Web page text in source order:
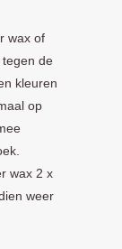
wax of
tegen de
kleuren
op
wax 2 x
weer